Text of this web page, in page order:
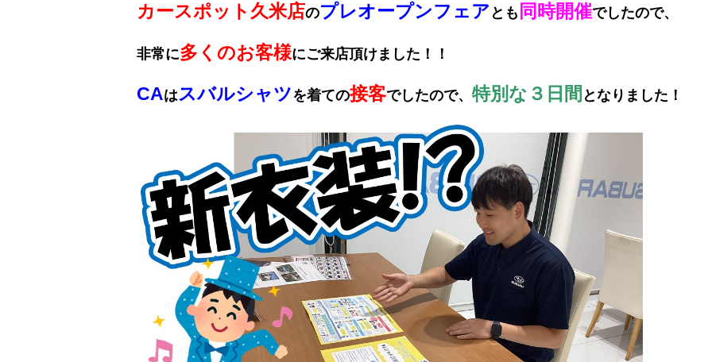
カースポット久米店のプレオープンフェア とも 同時開催でしたので、
非常に多くのお客様にご来店頂けました！！
CAはスバルシャツを着ての接客でしたので、 特別な３日間 となりました！